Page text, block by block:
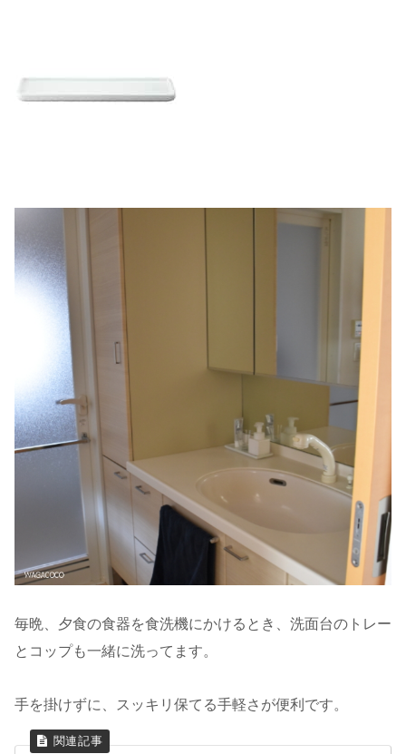
毎晩、夕食の食器を食洗機にかけるとき、洗面台のトレー
とコップも一緒に洗ってます。
手を掛けずに、スッキリ保てる手軽さが便利です。